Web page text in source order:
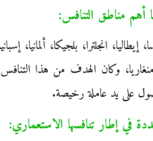
انجلترا، بلجيكا،
ومنغاريا، وكان الهدف من هذا
على يد عاملة رخيصة.